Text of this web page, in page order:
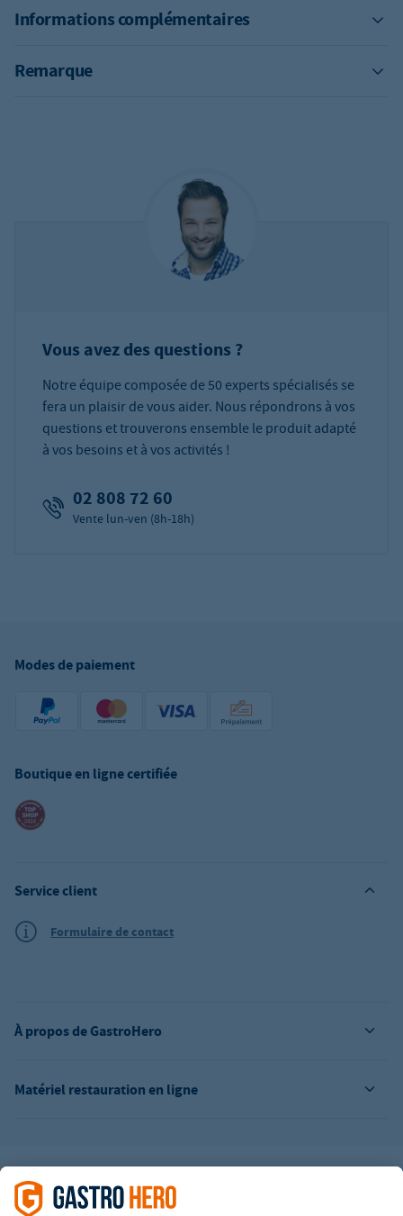
Informations complémentaires
Remarque
Vous avez des questions ?
Notre équipe composée de 50 experts spécialisés se
fera un plaisir de vous aider. Nous répondrons à vos
questions et trouverons ensemble le produit adapté
à vos besoins et à vos activités !
02 808 72 60
Vente lun-ven (8h-18h)
Modes de paiement
Boutique en ligne certifiée
Matériel restauration en ligne
À propos de GastroHero
Service client
Formulaire de contact
L’offre de la société GastroHero est exclusivement destinée aux
entreprises. Tous les prix sont des prix unitaires nets majorés de